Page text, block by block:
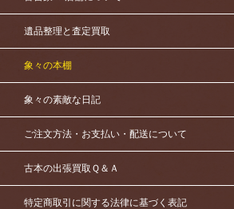
遺品整理と査定買取
象々の本棚
象々の素敵な日記
ご注文方法・お支払い・配送について
古本の出張買取Ｑ＆Ａ
特定商取引に関する法律に基づく表記